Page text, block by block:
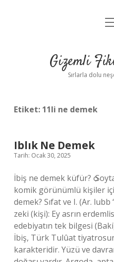
Yasal
Gizemli
Sırlarla dolu
Etiket: 11li ne demek
Iblık Ne Demek
Tarih: Ocak 30, 2025
İbiş ne demek küfür? ѻ
komik görünümlü kişiler
demek? Sıfat ve I. (Ar. lubb
zeki (kişi): Ey asrın
edebiyatın tek bilgesi
İbiş, Türk Tulûat
karakteridir. Yüzü ve